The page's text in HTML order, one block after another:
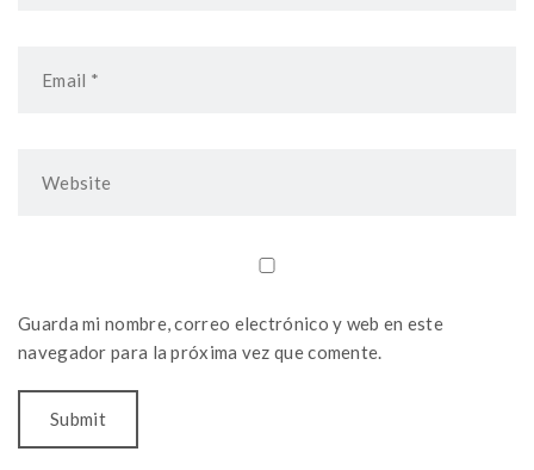
Guarda mi nombre, correo electrónico y web en este
navegador para la próxima vez que comente.